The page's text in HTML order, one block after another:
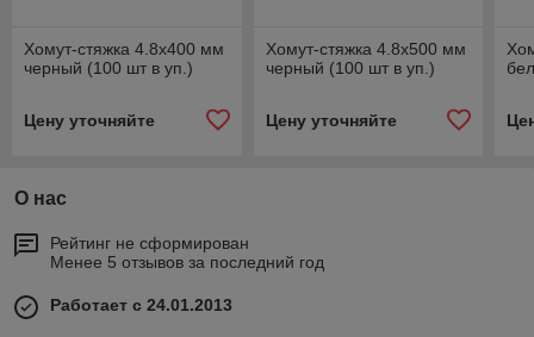
Хомут-стяжка 4.8х400 мм
черный (100 шт в уп.)
Цену уточняйте
Хомут-стяжка 4.8х500 мм
черный (100 шт в уп.)
Цену уточняйте
О нас
Рейтинг не сформирован
Менее 5 отзывов за последний год
Работает с 24.01.2013